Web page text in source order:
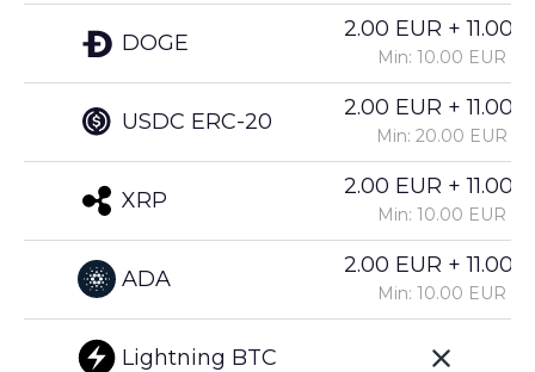
DOGE
USDC ERC-20
XRP
ADA
Lightning BTC
2.00 EUR +
Min: 10.00 EUR
2.00 EUR +
Min: 20.00 EUR
2.00 EUR +
Min: 10.00 EUR
2.00 EUR +
Min: 10.00 EUR